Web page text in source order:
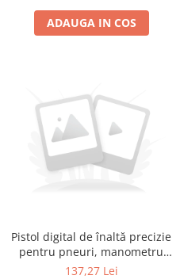
ADAUGA IN COS
Pistol digital de înaltă precizie
pentru pneuri, manometru
pentru pneuri pentru
137,27 Lei